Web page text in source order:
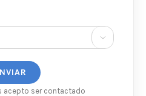

acepto ser contactado